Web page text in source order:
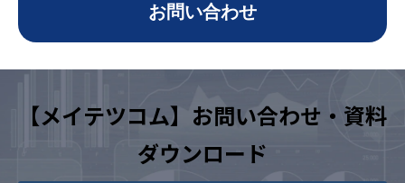
お問い合わせ
【メイテツコム】お問い合わせ・資料
ダウンロード